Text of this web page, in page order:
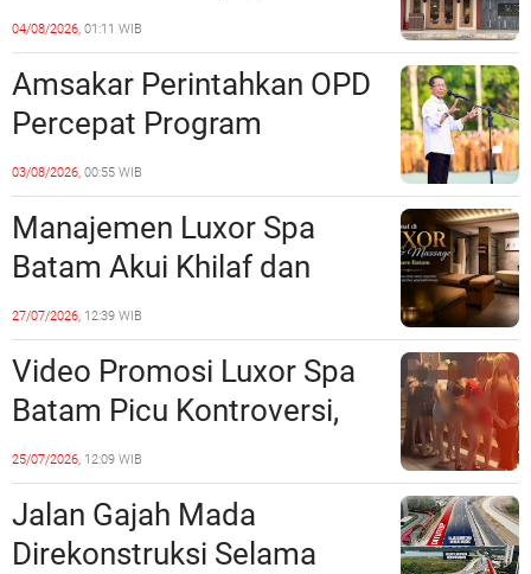
Barelang Usut Tuntas
Unsur Pelanggaran Hukum
04/08/2026, 01:11 WIB
Amsakar Perintahkan OPD
Percepat Program
Prioritas, Targetkan
Realisasi Pembangunan
Lampaui 50 Persen
03/08/2026, 00:55 WIB
Manajemen Luxor Spa
Batam Akui Khilaf dan
Minta Maaf, Konten
Langsung Di-Takedown
27/07/2026, 12:39 WIB
Video Promosi Luxor Spa
Batam Picu Kontroversi,
Dinilai Bermuatan Sensual
25/07/2026, 12:09 WIB
Jalan Gajah Mada
Direkonstruksi Selama